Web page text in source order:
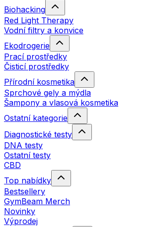
Biohacking
Red Light Therapy
Vodní filtry a konvice
Ekodrogerie
Prací prostředky
Čisticí prostředky
Přírodní kosmetika
Sprchové gely a mýdla
Šampony a vlasová kosmetika
Ostatní kategorie
Diagnostické testy
DNA testy
Ostatní testy
CBD
Top nabídky
Bestsellery
GymBeam Merch
Novinky
Výprodej